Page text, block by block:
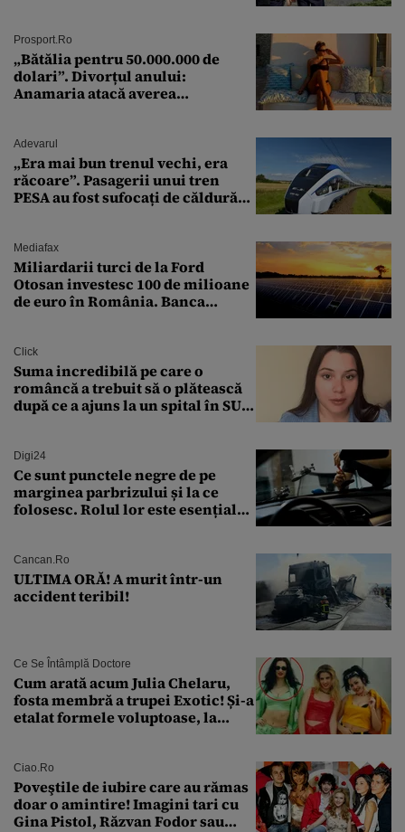
Prosport.ro
„Bătălia pentru 50.000.000 de
dolari”. Divorțul anului:
Anamaria atacă averea
Adevarul
„Era mai bun trenul vechi, era
răcoare”. Pasagerii unui tren
PESA au fost sufocați de căldură
Mediafax
Miliardarii turci de la Ford
Otosan investesc 100 de milioane
de euro în România. Banca
Click
Suma incredibilă pe care o
româncă a trebuit să o plătească
după ce a ajuns la un spital în SUA:
Digi24
Ce sunt punctele negre de pe
marginea parbrizului și la ce
folosesc. Rolul lor este esențial
Cancan.ro
ULTIMA ORĂ! A murit într-un
accident teribil!
Ce Se Întâmplă Doctore
Cum arată acum Julia Chelaru,
fosta membră a trupei Exotic! Și-a
etalat formele voluptoase, la
Ciao.ro
Poveştile de iubire care au rămas
doar o amintire! Imagini tari cu
Gina Pistol, Răzvan Fodor sau